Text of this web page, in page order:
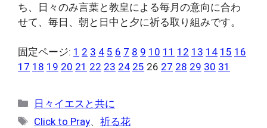
ち、日々のみ言葉と教皇による毎月の意向に合わ
せて、毎日、朝と日中と夕に祈る取り組みです。
固定ページ: 1 2 3 4 5 6 7 8 9 10 11 12 13 14 15 16
17 18 19 20 21 22 23 24 25 26 27 28 29 30 31
カ
テ
日々イエスと共に
タ
Click to Pray、祈る花